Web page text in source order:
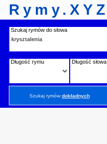
Rymy.XYZ
Szukaj rymów do słowa
Długość rymu Długość słowa
Szukaj rymówdokładnych